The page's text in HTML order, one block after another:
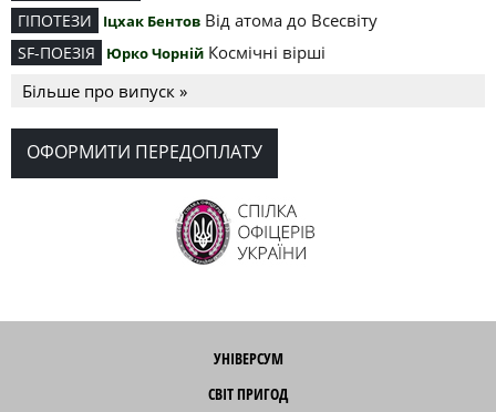
ГІПОТЕЗИ Іцхак Бентов Від атома до Всесвіту
SF-ПОЕЗІЯ Юрко Чорній Космічні вірші
Більше про випуск »
ОФОРМИТИ ПЕРЕДОПЛАТУ
УНІВЕРСУМ
СВІТ ПРИГОД